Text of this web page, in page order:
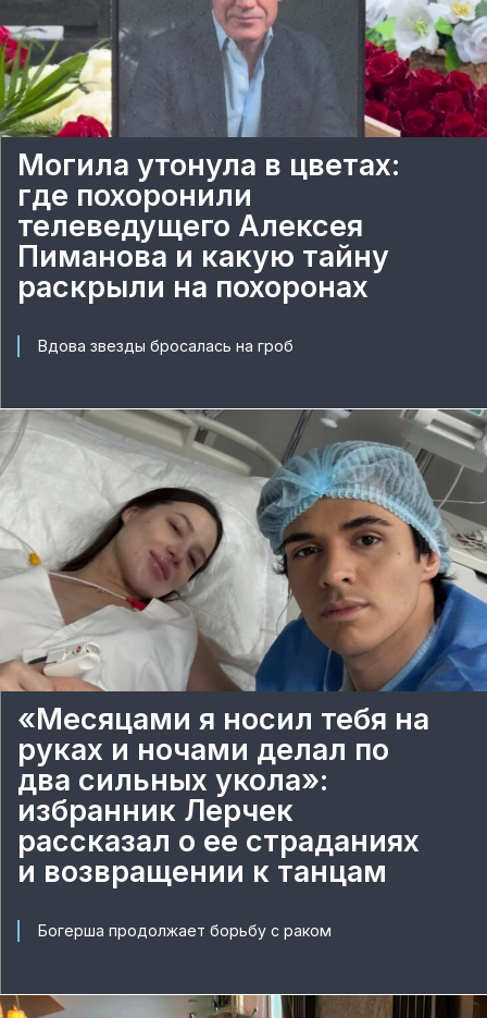
Могила утонула в цветах:
где похоронили
телеведущего Алексея
Пиманова и какую тайну
раскрыли на похоронах
Вдова звезды бросалась на гроб
«Месяцами я носил тебя на
руках и ночами делал по
два сильных укола»:
избранник Лерчек
рассказал о ее страданиях
и возвращении к танцам
Богерша продолжает борьбу с раком